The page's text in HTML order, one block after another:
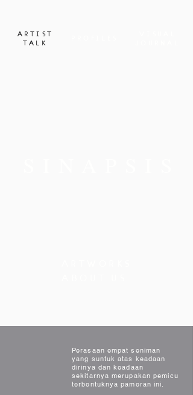
ARTIST
TALK
Perasaan empat seniman
yang suntuk atas keadaan
dirinya dan keadaan
sekitarnya merupakan pemicu
terbentuknya pameran ini.